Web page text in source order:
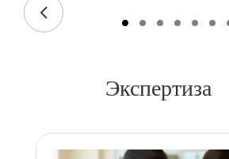
Экспертиза